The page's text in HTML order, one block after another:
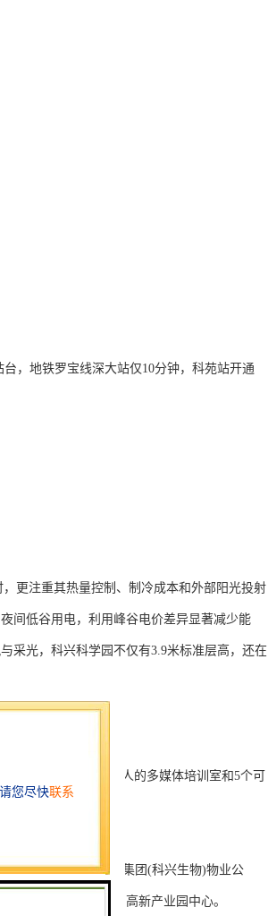
，地铁罗宝线深大站仅10分钟，科苑站开通
更注重其热量控制、制冷成本和外部阳光投射
间低谷用电，利用峰谷电价差异显著减少能
采光，科兴科学园不仅有3.9米标准层高，还在
厅、可容纳150-200人的多媒体培训室和5个可
(通力)开发商：正中集团(科兴生物)物业公
科苑中路，雄距南山高新产业园中心。